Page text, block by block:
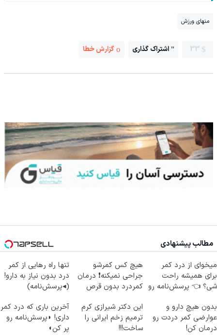
منهای ورزش
33 اشتراک گذاری گزارش خطا
مطالب پیشنهادی
میخوای از درد کمر
برای همیشه راحت
شی؟ 👈 پرسش‌نامه رو
هیچ کس کمرشو
جراحی نمیکنه❗ درمان
کمردرد بدون قرص
تنها راه رهایی از کمر
درد بدون نیاز به دارو!
(◂پرسش‌نامه)
بدون هیچ دارو و
عوارضی کمر دردت رو
درمان کن!
این دکتر شیرازی کرم
ترمیم زخم ایرانی را
ساخت!!!
آخرین باری که درد کمر
داری! ◗پرسش‌نامه رو
پر کن◖